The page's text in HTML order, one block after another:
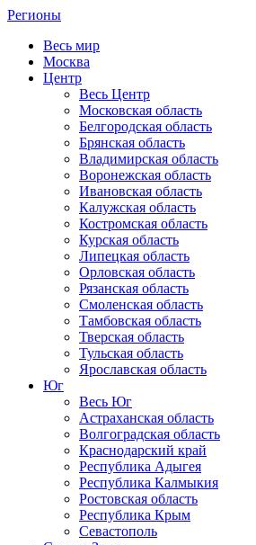
Регионы
Весь мир
Москва
Центр
Весь Центр
Московская область
Белгородская область
Брянская область
Владимирская область
Воронежская область
Ивановская область
Калужская область
Костромская область
Курская область
Липецкая область
Орловская область
Рязанская область
Смоленская область
Тамбовская область
Тверская область
Тульская область
Ярославская область
Юг
Весь Юг
Астраханская область
Волгоградская область
Краснодарский край
Республика Адыгея
Республика Калмыкия
Ростовская область
Республика Крым
Севастополь